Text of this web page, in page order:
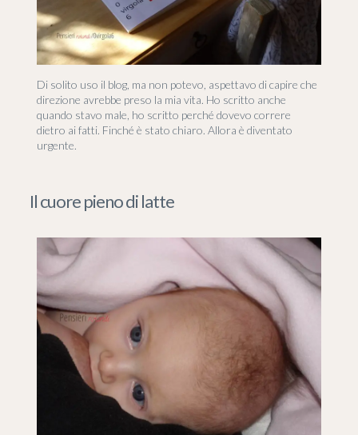
Di solito uso il blog, ma non potevo, aspettavo di capire che
direzione avrebbe preso la mia vita. Ho scritto anche
quando stavo male, ho scritto perché dovevo correre
dietro ai fatti. Finché è stato chiaro. Allora è diventato
urgente.
Il cuore pieno di latte